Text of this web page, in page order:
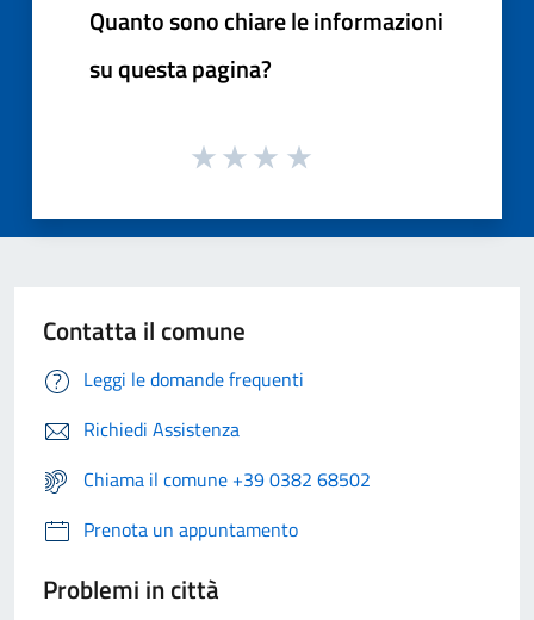
Quanto sono chiare le informazioni
su questa pagina?
Contatta il comune
Leggi le domande frequenti
Richiedi Assistenza
Chiama il comune +39 0382 68502
Prenota un appuntamento
Problemi in città